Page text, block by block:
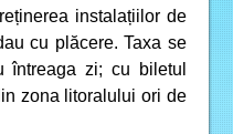
instalațiilor de
cu plăcere. Taxa se
întreaga zi; cu biletul
zona litoralului ori de